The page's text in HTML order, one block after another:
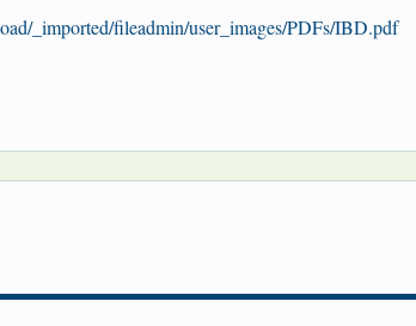
_imported/fileadmin/user_images/PDFs/IBD.pdf